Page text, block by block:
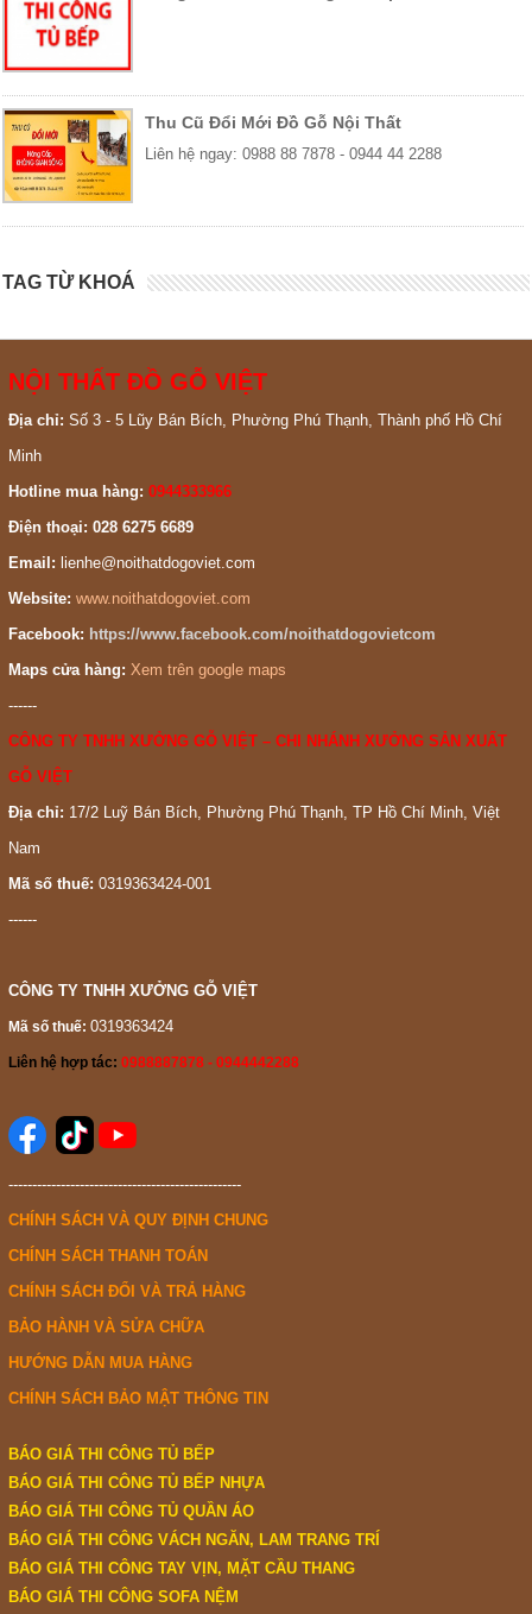
Thu Cũ Đổi Mới Đồ Gỗ Nội Thất
Liên hệ ngay: 0988 88 7878 - 0944 44 2288
TAG TỪ KHOÁ
NỘI THẤT ĐỒ GỖ VIỆT
Địa chỉ: Số 3 - 5 Lũy Bán Bích, Phường Phú Thạnh, Thành phố Hồ Chí
Minh
Hotline mua hàng: 0944333966
Điện thoại: 028 6275 6689
Email: lienhe@noithatdogoviet.com
Website: www.noithatdogoviet.com
Facebook: https://www.facebook.com/noithatdogovietcom
Maps cửa hàng: Xem trên google maps
------
CÔNG TY TNHH XƯỞNG GỖ VIỆT – CHI NHÁNH XƯỞNG SẢN XUẤT
GỖ VIỆT
Địa chỉ: 17/2 Luỹ Bán Bích, Phường Phú Thạnh, TP Hồ Chí Minh, Việt
Nam
Mã số thuế: 0319363424-001
------
CÔNG TY TNHH XƯỞNG GỖ VIỆT
Mã số thuế: 0319363424
Liên hệ hợp tác: 0988887878 - 0944442288
-------------------------------------------------
CHÍNH SÁCH VÀ QUY ĐỊNH CHUNG
CHÍNH SÁCH THANH TOÁN
CHÍNH SÁCH ĐỔI VÀ TRẢ HÀNG
BẢO HÀNH VÀ SỬA CHỮA
HƯỚNG DẪN MUA HÀNG
CHÍNH SÁCH BẢO MẬT THÔNG TIN
BÁO GIÁ THI CÔNG TỦ BẾP
BÁO GIÁ THI CÔNG TỦ BẾP NHỰA
BÁO GIÁ THI CÔNG TỦ QUẦN ÁO
BÁO GIÁ THI CÔNG VÁCH NGĂN, LAM TRANG TRÍ
BÁO GIÁ THI CÔNG TAY VỊN, MẶT CẦU THANG
BÁO GIÁ THI CÔNG SOFA NỆM